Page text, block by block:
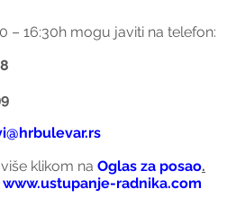
– 16:30h mogu javiti na telefon:
klikom na Oglas za posao.
www.ustupanje-radnika.com